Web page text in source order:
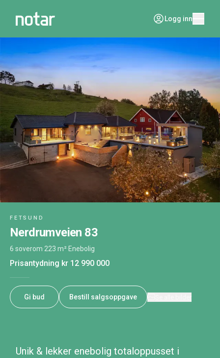
Logg inn
FETSUND
Nerdrumveien 83
6 soverom·223 m²·Enebolig
Prisantydning kr 12 990 000
Gi bud Bestill salgsoppgave
Unik & lekker enebolig totaloppusset i